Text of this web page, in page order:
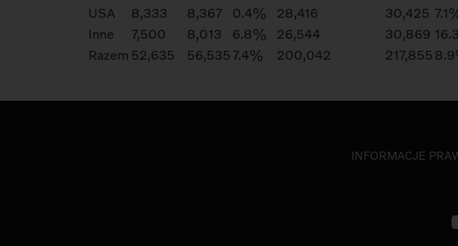
USA
8,333 8,367 0.4% 28,416 30,425
Inne
7,500 8,013 6.8% 26,544 30,869
Razem 52,635 56,535 7.4% 200,042 217,855
INFORMACJE